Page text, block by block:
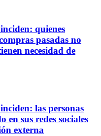
quienes
pasadas no
necesidad de
las personas
sus redes sociales
externa